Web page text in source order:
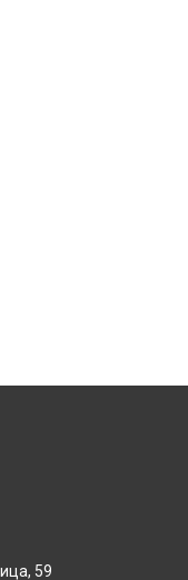
59